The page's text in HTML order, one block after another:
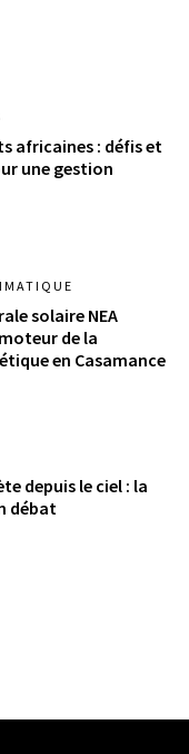
africaines : défis et
une gestion
solaire NEA
de la
en Casamance
depuis le ciel : la
débat